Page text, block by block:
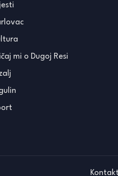
mi o Dugoj Resi